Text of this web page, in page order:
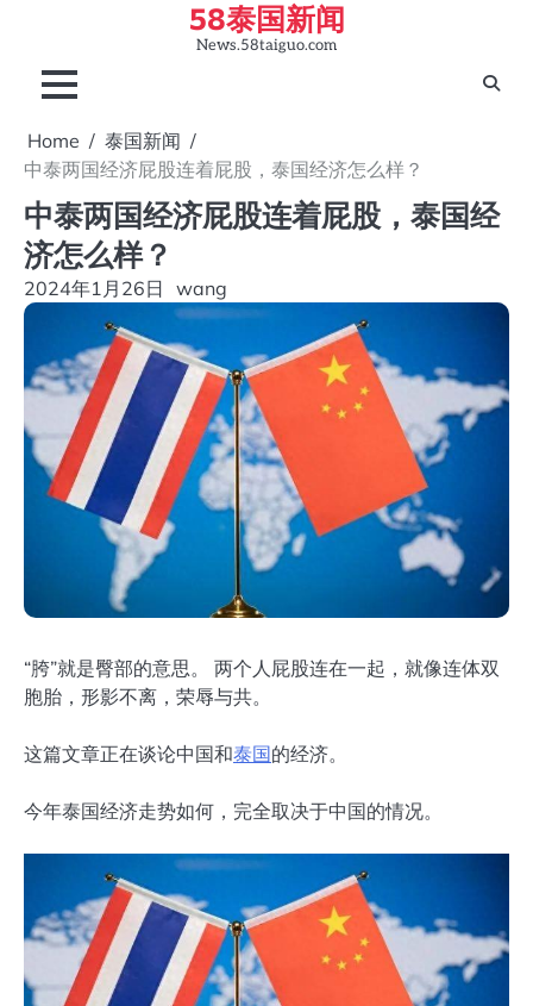
content
58泰国新闻
News.58taiguo.com
Home
泰国新闻
中泰两国经济屁股连着屁股，泰国经济怎么样？
中泰两国经济屁股连着屁股，泰国经
济怎么样？
2024年1月26日 wang
“胯”就是臀部的意思。 两个人屁股连在一起，就像连体双
胞胎，形影不离，荣辱与共。
这篇文章正在谈论中国和泰国的经济。
今年泰国经济走势如何，完全取决于中国的情况。